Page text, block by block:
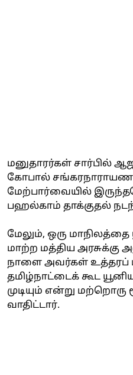
மனுதாரர்கள் சார்பில்
கோபால்
மேற்பார்வையில்
பஹல்காம் தாக்குதல்
மேலும், ஒரு மாநிலத்தை
மாற்ற மத்திய அரசுக்கு
நாளை அவர்கள் உத்தரப்
தமிழ்நாட்டைக் கூட
முடியும் என்று
வாதிட்டார்.